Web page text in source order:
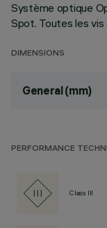
Système optique
Spot. Toutes les
DIMENSIONS
General (mm)
PERFORMANCE
Class III